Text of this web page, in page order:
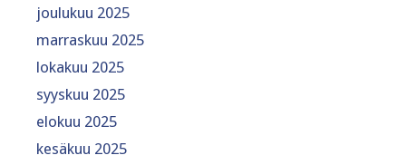
joulukuu 2025
marraskuu 2025
lokakuu 2025
syyskuu 2025
elokuu 2025
kesäkuu 2025